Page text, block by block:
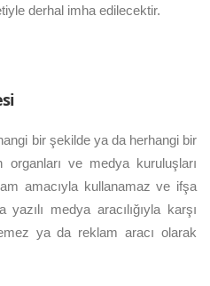
derhal imha edilecektir.
bir şekilde ya da herhangi bir
organları ve medya kuruluşları
amacıyla kullanamaz ve ifşa
medya aracılığıyla karşı
ya da reklam aracı olarak